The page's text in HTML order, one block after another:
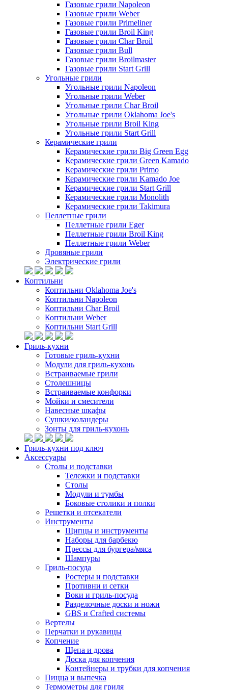
Газовые грили Napoleon
Газовые грили Weber
Газовые грили Primeliner
Газовые грили Broil King
Газовые грили Char Broil
Газовые грили Bull
Газовые грили Broilmaster
Газовые грили Start Grill
Угольные грили
Угольные грили Napoleon
Угольные грили Weber
Угольные грили Char Broil
Угольные грили Oklahoma Joe's
Угольные грили Broil King
Угольные грили Start Grill
Керамические грили
Керамические грили Big Green Egg
Керамические грили Green Kamado
Керамические грили Primo
Керамические грили Kamado Joe
Керамические грили Start Grill
Керамические грили Monolith
Керамические грили Takimura
Пеллетные грили
Пеллетные грили Eger
Пеллетные грили Broil King
Пеллетные грили Weber
Дровяные грили
Электрические грили
Коптильни
Коптильни Oklahoma Joe's
Коптильни Napoleon
Коптильни Char Broil
Коптильни Weber
Коптильни Start Grill
Гриль-кухни
Готовые гриль-кухни
Модули для гриль-кухонь
Встраиваемые грили
Столешницы
Встраиваемые конфорки
Мойки и смесители
Навесные шкафы
Сушки/коландеры
Зонты для гриль-кухонь
Гриль-кухни под ключ
Аксессуары
Столы и подставки
Тележки и подставки
Столы
Модули и тумбы
Боковые столики и полки
Решетки и отсекатели
Инструменты
Щипцы и инструменты
Наборы для барбекю
Прессы для бургера/мяса
Шампуры
Гриль-посуда
Ростеры и подставки
Противни и сетки
Воки и гриль-посуда
Разделочные доски и ножи
GBS и Crafted системы
Вертелы
Перчатки и рукавицы
Копчение
Щепа и дрова
Доска для копчения
Контейнеры и трубки для копчения
Пицца и выпечка
Термометры для гриля